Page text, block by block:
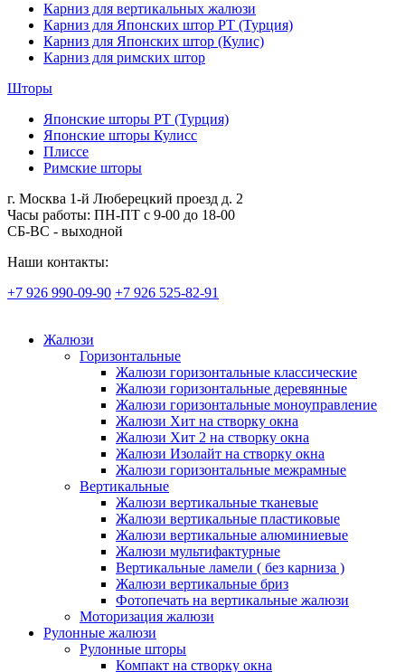
Карниз для вертикальных жалюзи
Карниз для Японских штор РТ (Турция)
Карниз для Японских штор (Кулис)
Карниз для римских штор
Шторы
Японские шторы РТ (Турция)
Японские шторы Кулисс
Плиссе
Римские шторы
г. Москва 1-й Люберецкий проезд д. 2
Часы работы: ПН-ПТ с 9-00 до 18-00
СБ-ВС - выходной
Наши контакты:
+7 926 990-09-90 +7 926 525-82-91
Жалюзи
Горизонтальные
Жалюзи горизонтальные классические
Жалюзи горизонтальные деревянные
Жалюзи горизонтальные моноуправление
Жалюзи Хит на створку окна
Жалюзи Хит 2 на створку окна
Жалюзи Изолайт на створку окна
Жалюзи горизонтальные межрамные
Вертикальные
Жалюзи вертикальные тканевые
Жалюзи вертикальные пластиковые
Жалюзи вертикальные алюминиевые
Жалюзи мультифактурные
Вертикальные ламели ( без карниза )
Жалюзи вертикальные бриз
Фотопечать на вертикальные жалюзи
Моторизация жалюзи
Рулонные жалюзи
Рулонные шторы
Компакт на створку окна